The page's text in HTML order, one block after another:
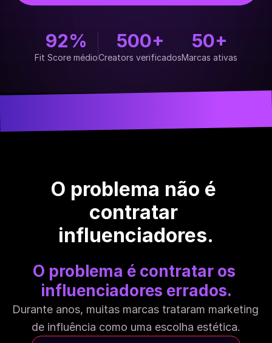
92%
Fit Score médio
500+
Creators verificados
50+
Marcas ativas
O problema não é
contratar
influenciadores.
O problema é contratar os
influenciadores errados.
Durante anos, muitas marcas trataram marketing
de influência como uma escolha estética.